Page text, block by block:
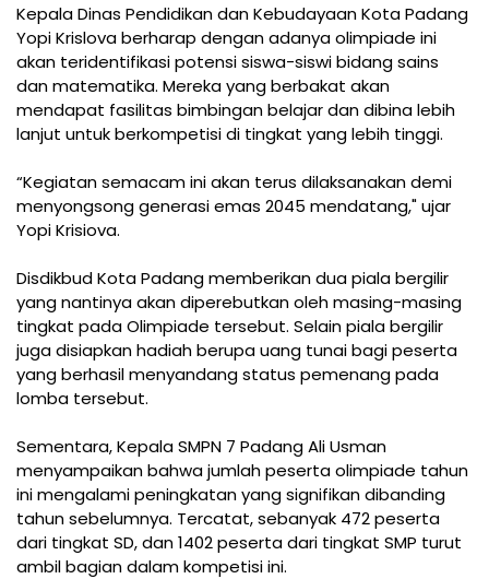
Kepala Dinas Pendidikan dan Kebudayaan Kota Padang
Yopi Krislova berharap dengan adanya olimpiade ini
akan teridentifikasi potensi siswa-siswi bidang sains
dan matematika. Mereka yang berbakat akan
mendapat fasilitas bimbingan belajar dan dibina lebih
lanjut untuk berkompetisi di tingkat yang lebih tinggi.
“Kegiatan semacam ini akan terus dilaksanakan demi
menyongsong generasi emas 2045 mendatang," ujar
Yopi Krisiova.
Disdikbud Kota Padang memberikan dua piala bergilir
yang nantinya akan diperebutkan oleh masing-masing
tingkat pada Olimpiade tersebut. Selain piala bergilir
juga disiapkan hadiah berupa uang tunai bagi peserta
yang berhasil menyandang status pemenang pada
lomba tersebut.
Sementara, Kepala SMPN 7 Padang Ali Usman
menyampaikan bahwa jumlah peserta olimpiade tahun
ini mengalami peningkatan yang signifikan dibanding
tahun sebelumnya. Tercatat, sebanyak 472 peserta
dari tingkat SD, dan 1402 peserta dari tingkat SMP turut
ambil bagian dalam kompetisi ini.